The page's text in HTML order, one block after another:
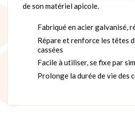
de son matériel apicole.
Fabriqué en acier galvanisé,
Répare et renforce les têtes
cassées
Facile à utiliser, se fixe par
Prolonge la durée de vie des